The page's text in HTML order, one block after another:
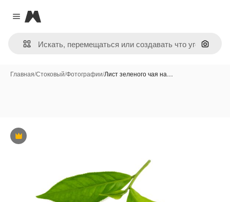
Close menu
Magnific
Поиск
Главная/Стоковый/Фотографии/Лист зеленого чая на…
Премиум